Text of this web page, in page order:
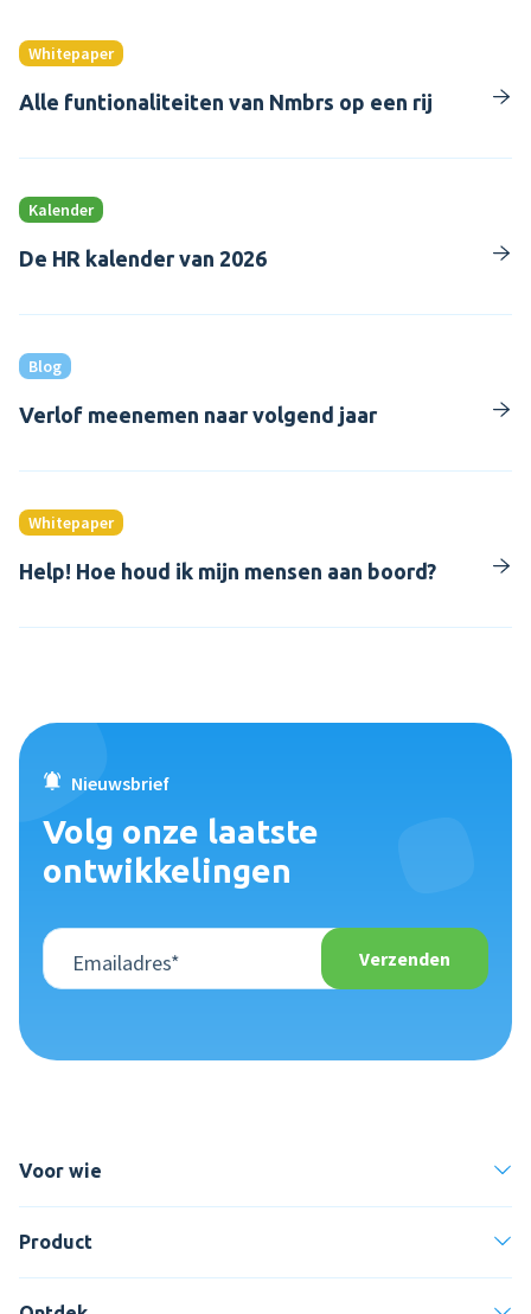
Whitepaper
Alle funtionaliteiten van Nmbrs op een rij
Kalender
De HR kalender van 2026
Blog
Verlof meenemen naar volgend jaar
Whitepaper
Help! Hoe houd ik mijn mensen aan boord?
Nieuwsbrief
Volg onze laatste
ontwikkelingen
Voor wie
Product